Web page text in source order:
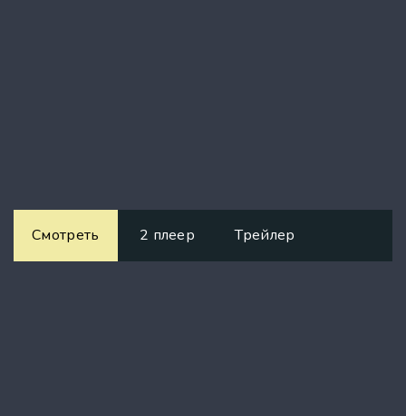
Смотреть 2 плеер Трейлер